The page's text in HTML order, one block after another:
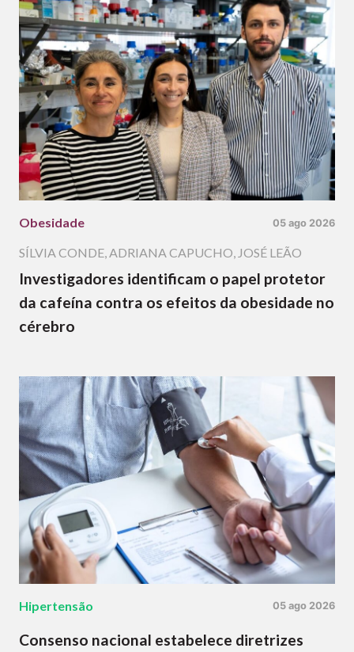
Obesidade 05 ago 2026
SÍLVIA CONDE,ADRIANA CAPUCHO, JOSÉ LEÃO
Investigadores identificam o papel protetor
da cafeína contra os efeitos da obesidade no
cérebro
Hipertensão 05 ago 2026
Consenso nacional estabelece diretrizes